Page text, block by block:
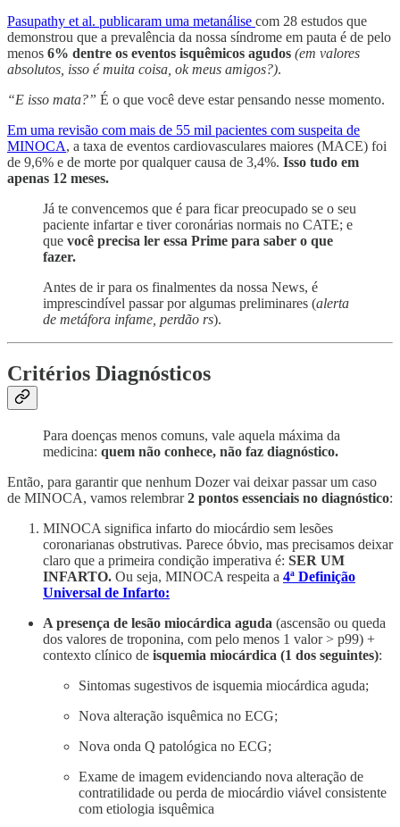
Pasupathy et al. publicaram uma metanálise com 28 estudos que
demonstrou que a prevalência da nossa síndrome em pauta é de pelo
menos 6% dentre os eventos isquêmicos agudos (em valores
absolutos, isso é muita coisa, ok meus amigos?).
“E isso mata?” É o que você deve estar pensando nesse momento.
Em uma revisão com mais de 55 mil pacientes com suspeita de
MINOCA, a taxa de eventos cardiovasculares maiores (MACE) foi
de 9,6% e de morte por qualquer causa de 3,4%. Isso tudo em
apenas 12 meses.
Já te convencemos que é para ficar preocupado se o seu
paciente infartar e tiver coronárias normais no CATE; e
que você precisa ler essa Prime para saber o que
fazer.
Antes de ir para os finalmentes da nossa News, é
imprescindível passar por algumas preliminares (alerta
de metáfora infame, perdão rs).
Critérios Diagnósticos
Para doenças menos comuns, vale aquela máxima da
medicina: quem não conhece, não faz diagnóstico.
Então, para garantir que nenhum Dozer vai deixar passar um caso
de MINOCA, vamos relembrar2 pontos essenciais no diagnóstico:
MINOCA significa infarto do miocárdio sem lesões
coronarianas obstrutivas. Parece óbvio, mas precisamos deixar
claro que a primeira condição imperativa é: SER UM
INFARTO. Ou seja, MINOCA respeita a 4ª Definição
Universal de Infarto:
A presença de lesão miocárdica aguda (ascensão ou queda
dos valores de troponina, com pelo menos 1 valor > p99) +
contexto clínico de isquemia miocárdica (1 dos seguintes):
Sintomas sugestivos de isquemia miocárdica aguda;
Nova alteração isquêmica no ECG;
Nova onda Q patológica no ECG;
Exame de imagem evidenciando nova alteração de
contratilidade ou perda de miocárdio viável consistente
com etiologia isquêmica